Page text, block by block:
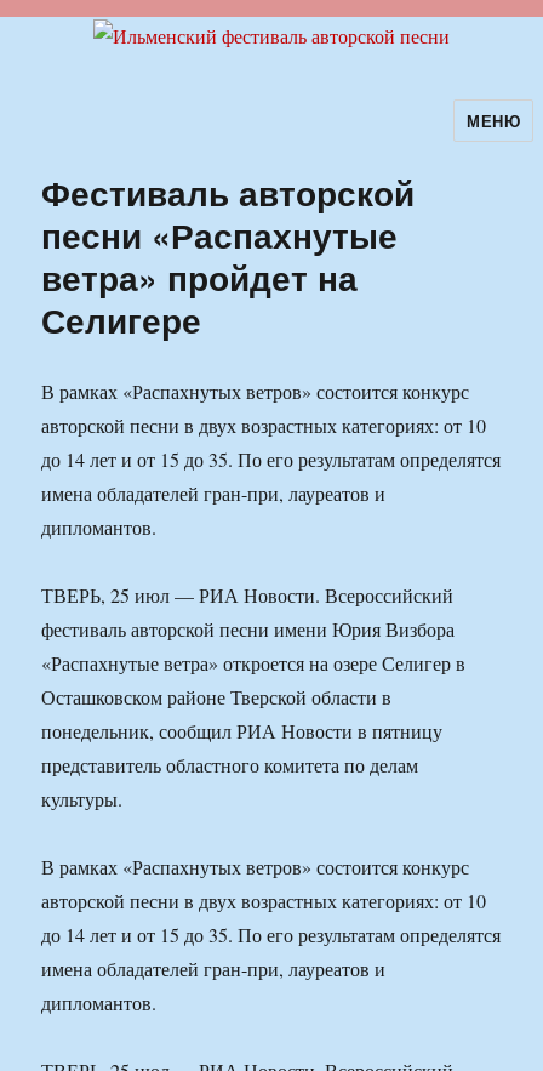
Ильменский фестиваль авторскойМЕНЮ
Фестиваль авторской
песни «Распахнутые
ветра» пройдет на
Селигере
В рамках «Распахнутых ветров» состоится конкурс
авторской песни в двух возрастных категориях: от 10
до 14 лет и от 15 до 35. По его результатам определятся
имена обладателей гран-при, лауреатов и
дипломантов.
ТВЕРЬ, 25 июл — РИА Новости. Всероссийский
фестиваль авторской песни имени Юрия Визбора
«Распахнутые ветра» откроется на озере Селигер в
Осташковском районе Тверской области в
понедельник, сообщил РИА Новости в пятницу
представитель областного комитета по делам
культуры.
В рамках «Распахнутых ветров» состоится конкурс
авторской песни в двух возрастных категориях: от 10
до 14 лет и от 15 до 35. По его результатам определятся
имена обладателей гран-при, лауреатов и
дипломантов.